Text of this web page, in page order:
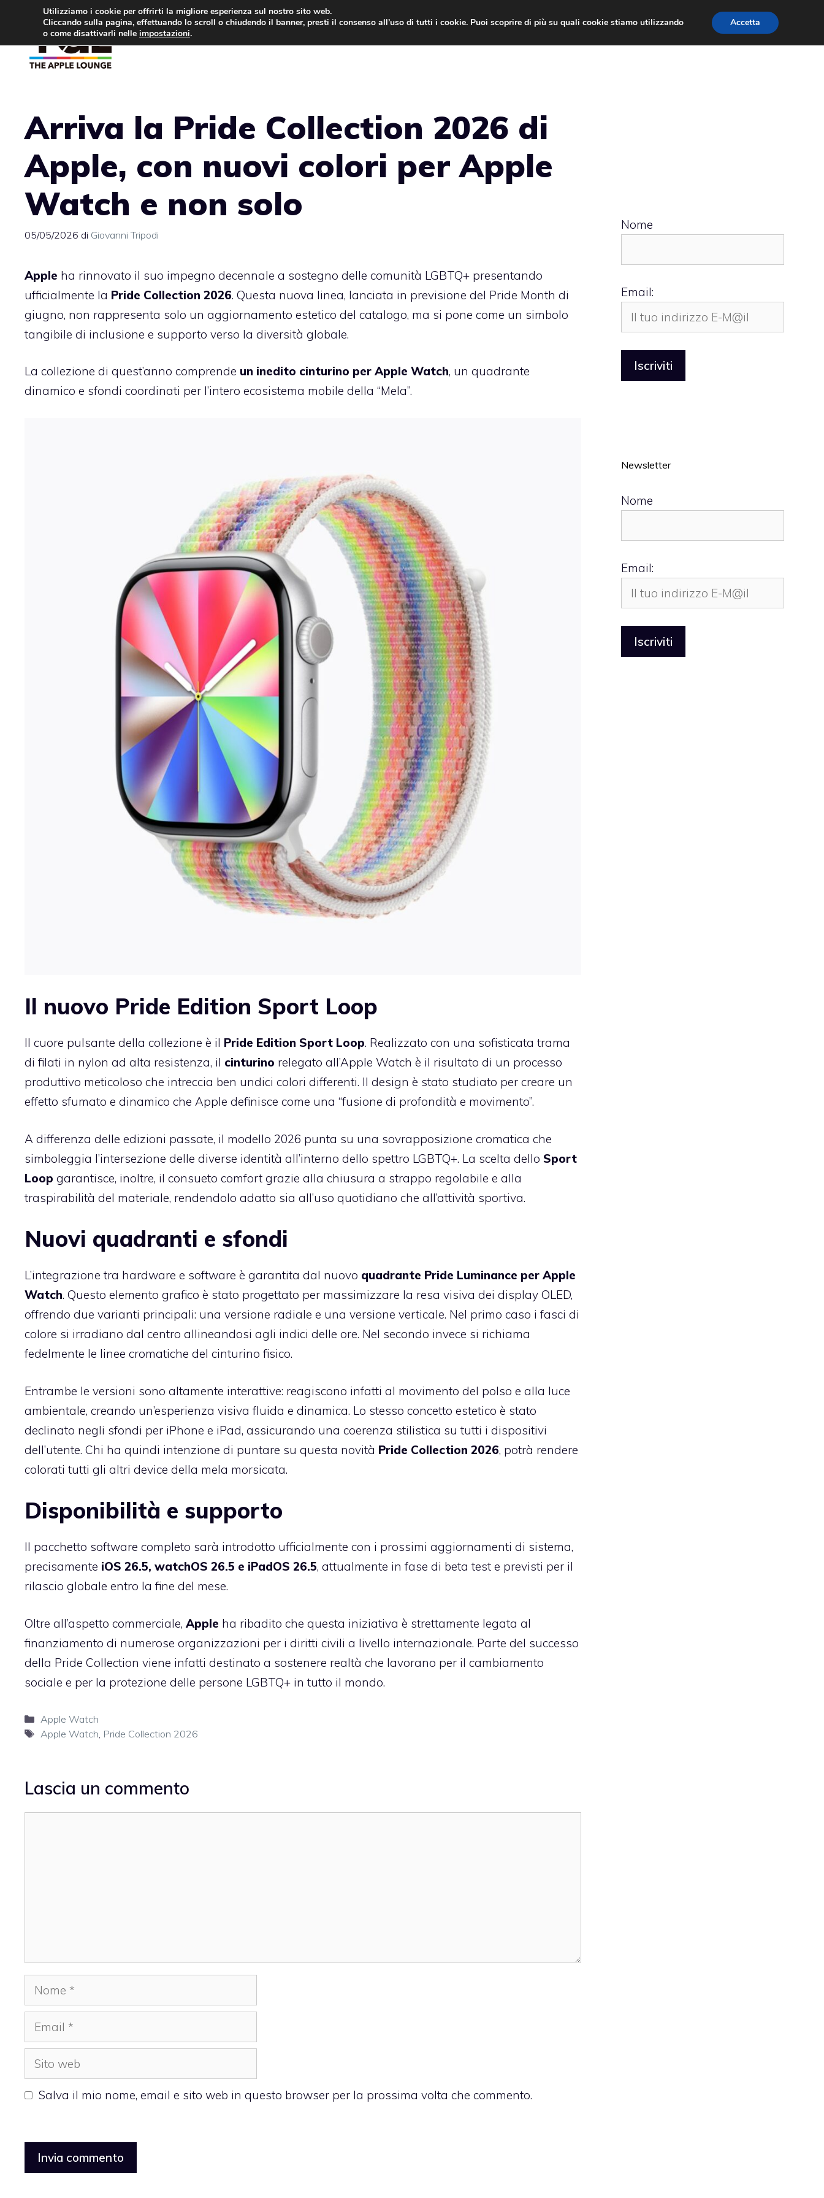
contenuto
Arriva la Pride Collection 2026 di
Apple, con nuovi colori per Apple
Watch e non solo
05/05/2026 di Giovanni Tripodi
Apple ha rinnovato il suo impegno decennale a sostegno delle comunità LGBTQ+ presentando
ufficialmente la Pride Collection 2026. Questa nuova linea, lanciata in previsione del Pride Month di
giugno, non rappresenta solo un aggiornamento estetico del catalogo, ma si pone come un simbolo
tangibile di inclusione e supporto verso la diversità globale.
La collezione di quest’anno comprende un inedito cinturino per Apple Watch, un quadrante
dinamico e sfondi coordinati per l’intero ecosistema mobile della “Mela”.
Il nuovo Pride Edition Sport Loop
Il cuore pulsante della collezione è il Pride Edition Sport Loop. Realizzato con una sofisticata trama
di filati in nylon ad alta resistenza, il cinturino relegato all’Apple Watch è il risultato di un processo
produttivo meticoloso che intreccia ben undici colori differenti. Il design è stato studiato per creare un
effetto sfumato e dinamico che Apple definisce come una “fusione di profondità e movimento”.
A differenza delle edizioni passate, il modello 2026 punta su una sovrapposizione cromatica che
simboleggia l’intersezione delle diverse identità all’interno dello spettro LGBTQ+. La scelta dello Sport
Loop garantisce, inoltre, il consueto comfort grazie alla chiusura a strappo regolabile e alla
traspirabilità del materiale, rendendolo adatto sia all’uso quotidiano che all’attività sportiva.
Nuovi quadranti e sfondi
L’integrazione tra hardware e software è garantita dal nuovo quadrante Pride Luminance per Apple
Watch. Questo elemento grafico è stato progettato per massimizzare la resa visiva dei display OLED,
offrendo due varianti principali: una versione radiale e una versione verticale. Nel primo caso i fasci di
colore si irradiano dal centro allineandosi agli indici delle ore. Nel secondo invece si richiama
fedelmente le linee cromatiche del cinturino fisico.
Entrambe le versioni sono altamente interattive: reagiscono infatti al movimento del polso e alla luce
ambientale, creando un’esperienza visiva fluida e dinamica. Lo stesso concetto estetico è stato
declinato negli sfondi per iPhone e iPad, assicurando una coerenza stilistica su tutti i dispositivi
dell’utente. Chi ha quindi intenzione di puntare su questa novità Pride Collection 2026, potrà rendere
colorati tutti gli altri device della mela morsicata.
Disponibilità e supporto
Il pacchetto software completo sarà introdotto ufficialmente con i prossimi aggiornamenti di sistema,
precisamente iOS 26.5, watchOS 26.5 e iPadOS 26.5, attualmente in fase di beta test e previsti per il
rilascio globale entro la fine del mese.
Oltre all’aspetto commerciale, Apple ha ribadito che questa iniziativa è strettamente legata al
finanziamento di numerose organizzazioni per i diritti civili a livello internazionale. Parte del successo
della Pride Collection viene infatti destinato a sostenere realtà che lavorano per il cambiamento
sociale e per la protezione delle persone LGBTQ+ in tutto il mondo.
Categorie
Apple Watch
Tag
Apple Watch, Pride Collection 2026
Lascia un commento
Nome
Email
Sito
web
Salva il mio nome, email e sito web in questo browser per la prossima volta che commento.
Nome
Email:
Newsletter
Nome
Email:
Utilizziamo i cookie per offrirti la migliore esperienza sul nostro sito web.
Cliccando sulla pagina, effettuando lo scroll o chiudendo il banner, presti il consenso all’uso di tutti i cookie. Puoi scoprire di più su quali cookie stiamo utilizzando
o come disattivarli nelle impostazioni.
Accetta